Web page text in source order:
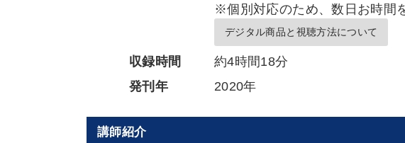
※個別対応のため、数日お時間
デジタル商品と視聴方法について
収録時間
約4時間18分
発刊年
2020年
講師紹介